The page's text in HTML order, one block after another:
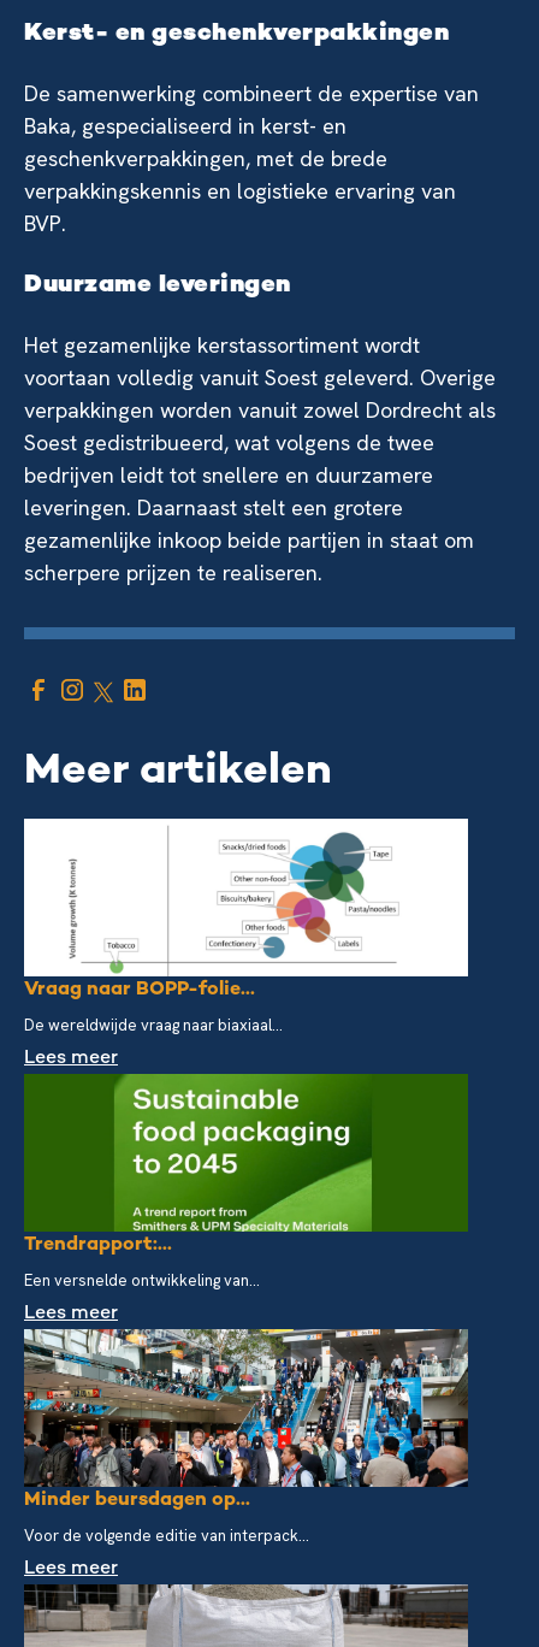
Kerst- en geschenkverpakkingen
De samenwerking combineert de expertise van
Baka, gespecialiseerd in kerst- en
geschenkverpakkingen, met de brede
verpakkingskennis en logistieke ervaring van
BVP.
Duurzame leveringen
Het gezamenlijke kerstassortiment wordt
voortaan volledig vanuit Soest geleverd. Overige
verpakkingen worden vanuit zowel Dordrecht als
Soest gedistribueerd, wat volgens de twee
bedrijven leidt tot snellere en duurzamere
leveringen. Daarnaast stelt een grotere
gezamenlijke inkoop beide partijen in staat om
scherpere prijzen te realiseren.
Meer artikelen
Vraag naar BOPP-folie...
De wereldwijde vraag naar biaxiaal...
Lees meer
Trendrapport:...
Een versnelde ontwikkeling van...
Lees meer
Minder beursdagen op...
Voor de volgende editie van interpack...
Lees meer